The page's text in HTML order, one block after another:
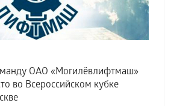
ОАО «Могилёвлифтмаш»
во Всероссийском кубке